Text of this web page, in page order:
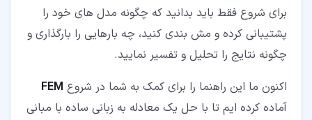
۴‏-‏۲‏- گسسته سازی
برای شروع فقط باید بدانید که چگونه مدل های خود را
پشتیبانی کرده و مش بندی کنید، چه بارهایی را بارگذاری و
چگونه نتایج را تحلیل و تفسیر نمایید.
اکنون ما این راهنما را برای کمک به شما در شروع FEM
آماده کرده ایم تا با حل یک معادله به زبانی ساده با مبانی